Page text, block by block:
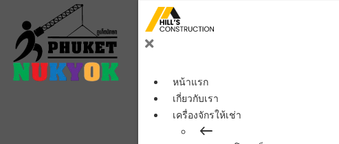
หน้าแรก
เกี่ยวกับเรา
เครื่องจักรให้เช่า